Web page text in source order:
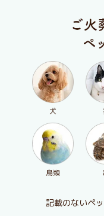
犬
鳥類
記載のないペ